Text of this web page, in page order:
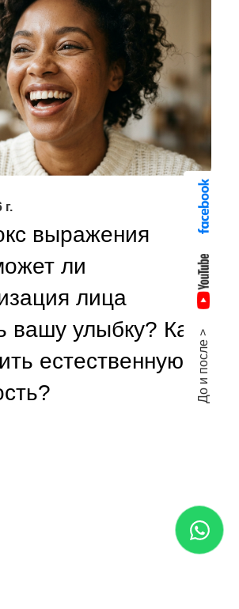
выражения
ли
лица
вашу улыбку? Как
естественную
До и после >